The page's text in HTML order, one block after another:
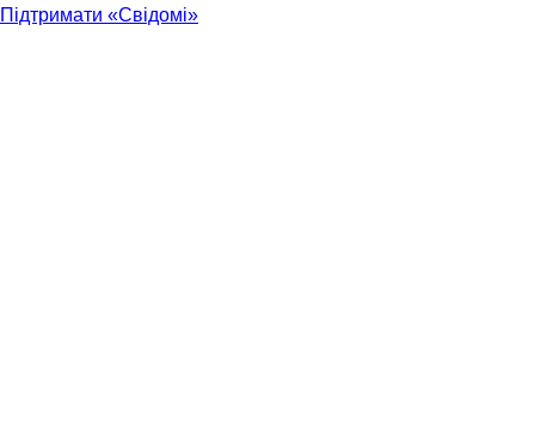
Підтримати «Свідомі»